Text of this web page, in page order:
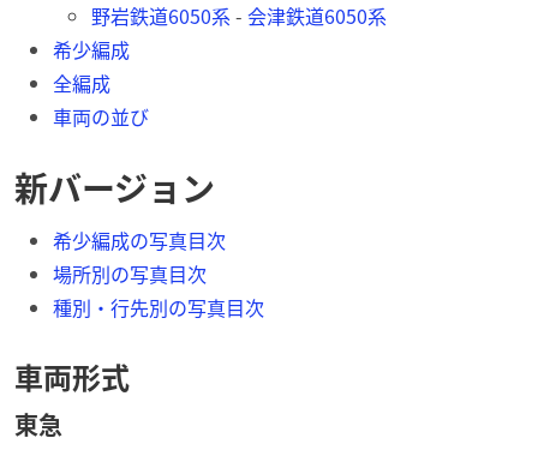
野岩鉄道6050系- 会津鉄道6050系
希少編成
全編成
車両の並び
新バージョン
希少編成の写真目次
場所別の写真目次
種別・行先別の写真目次
車両形式
東急